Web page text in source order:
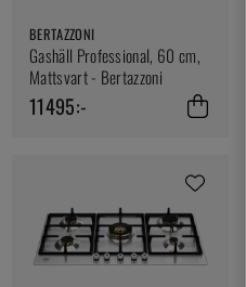
BERTAZZONI
Gashäll Professional, 60 cm,
Mattsvart - Bertazzoni
11495:-